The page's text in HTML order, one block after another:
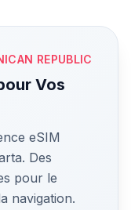
REPUBLIC
Vos
eSIM
Des
pour le
navigation.